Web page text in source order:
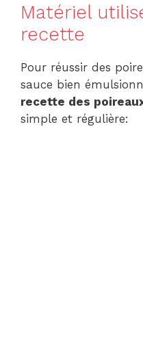
Matériel
recette
Pour réussir des
sauce bien
recette des
simple et régulière: